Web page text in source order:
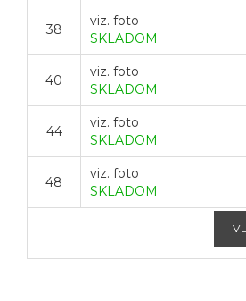
38
viz. foto
SKLADOM
40
viz. foto
SKLADOM
44
viz. foto
SKLADOM
48
viz. foto
SKLADOM